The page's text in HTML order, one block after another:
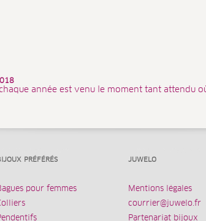
année est venu le moment tant attendu
PRÉFÉRÉS
pour femmes
JUWELO
Mentions légales
courrier@juwelo.fr
Partenariat bijoux